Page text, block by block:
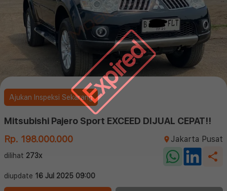
Expired
Ajukan Inspeksi Sekarang
Mitsubishi Pajero Sport EXCEED DIJUAL CEPAT!!
Rp. 198.000.000
Jakarta Pusat
dilihat 273x
diupdate 16 Jul 2025 09:00